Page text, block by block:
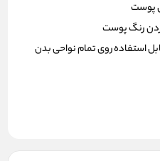
پوست
رنگ پوست
استفاده روی تمام نواحی بدن